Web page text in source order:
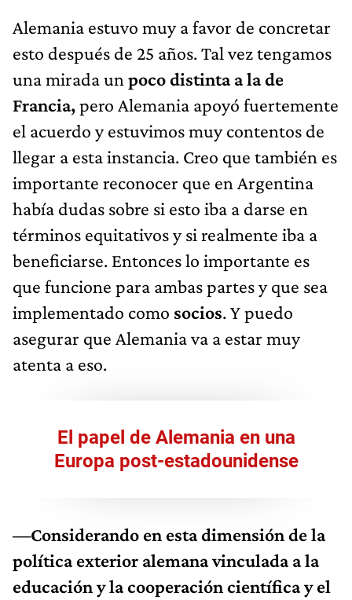
Alemania estuvo muy a favor de concretar
esto después de 25 años. Tal vez tengamos
una mirada un poco distinta a la de
Francia,pero Alemania apoyó fuertemente
el acuerdo y estuvimos muy contentos de
llegar a esta instancia. Creo que también es
importante reconocer que en Argentina
había dudas sobre si esto iba a darse en
términos equitativos y si realmente iba a
beneficiarse. Entonces lo importante es
que funcione para ambas partes y que sea
implementado como socios. Y puedo
asegurar que Alemania va a estar muy
atenta a eso.
El papel de Alemania en una
Europa post-estadounidense
—Considerando en esta dimensión de la
política exterior alemana vinculada a la
educación y la cooperación científica y el